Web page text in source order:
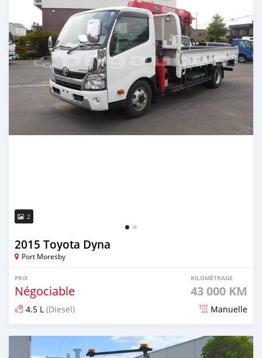
2
2015 Toyota Dyna
Port Moresby
PRIX
Négociable
KILOMÉTRAGE
43 000 KM
4.5 L (Diesel) Manuelle
Publié il y a environ 5 ans